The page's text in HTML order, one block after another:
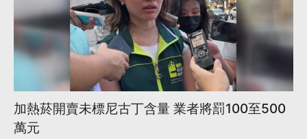
加熱菸開賣未標尼古丁含量 業者將罰100至500
萬元